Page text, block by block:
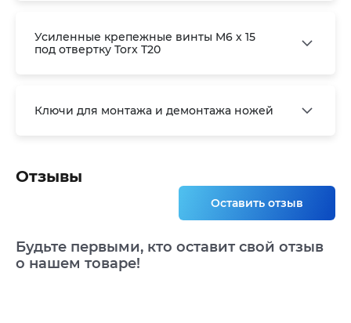
Усиленные крепежные винты M6 х 15
под отвертку Torx T20
Ключи для монтажа и демонтажа ножей
Отзывы
Оставить отзыв
Будьте первыми, кто оставит свой отзыв
о нашем товаре!